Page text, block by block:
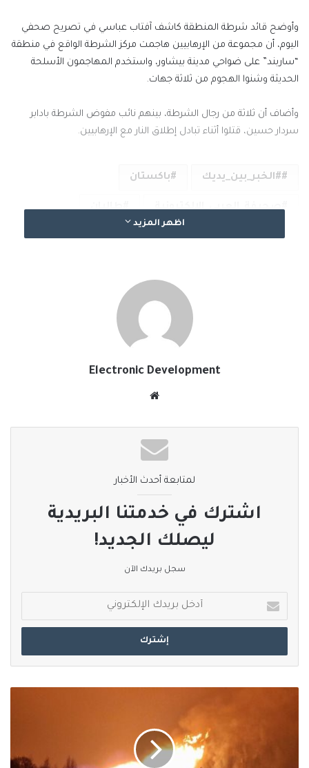
وأوضح قائد شرطة المنطقة كاشف آفتاب عباسي في تصريح صحفي
اليوم، أن مجموعة من الإرهابيين هاجمت مركز الشرطة الواقع في منطقة
“ساربند” على ضواحي مدينة بيشاور، واستخدم المهاجمون الأسلحة
الحديثة وشنوا الهجوم من ثلاثة جهات.
وأضاف أن ثلاثة من رجال الشرطة، بينهم نائب مفوض الشرطة بادابر
سردار حسين، قتلوا أثناء تبادل إطلاق النار مع الإرهابيين.
#الخبر_بين_يديك باكستان
صحيفة_العربي_الالكترونية طالبان
اظهر المزيد
Electronic Development
لمتابعة أحدث الأخبار
اشترك في خدمتنا البريدية
ليصلك الجديد!
سجل بريدك الآن
بريدك
الإلكتروني